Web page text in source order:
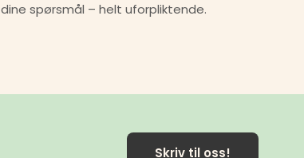
spørsmål – helt uforpliktende.
Skriv til oss!